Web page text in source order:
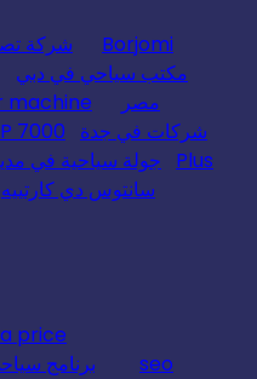
Borjomi
شركة
مكتب سياحي في دبي
مصر
machine
شركات في جدة
7000
Plus
جولة سياحية في
سانتوس دي كارتييه
price
seo
برنامج